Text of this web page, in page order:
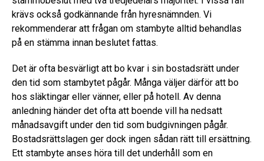
krävs också godkännande från hyresnämnden. Vi
rekommenderar att frågan om stambyte alltid behandlas
på en stämma innan beslutet fattas.
Det är ofta besvärligt att bo kvar i sin bostadsrätt under
den tid som stambytet pågår. Många väljer därför att bo
hos släktingar eller vänner, eller på hotell. Av denna
anledning händer det ofta att boende vill ha nedsatt
månadsavgift under den tid som budgivningen pågår.
Bostadsrättslagen ger dock ingen sådan rätt till ersättning.
Ett stambyte anses höra till det underhåll som en